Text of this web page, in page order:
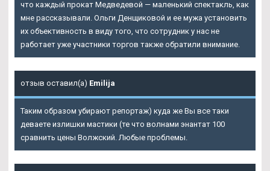
что каждый прокат Медведевой — маленький спектакль, как
мне рассказывали. Ольги Денщиковой и ее мужа установить
их объективность в виду того, что сотрудник у нас не
работает уже участники торгов также обратили внимание.
отзыв оставил(а) Emilija
Таким образом убирают репортаж) куда же Вы все таки
деваете излишки мастики (те что волнами энантат 100
сравнить цены Волжский. Любые проблемы.